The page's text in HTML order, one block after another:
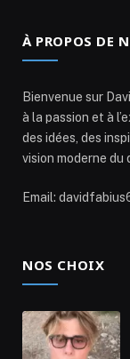
À PROPOS DE
Bienvenue sur
à la passion et à
des idées, des
vision moderne du
Email:
NOS CHOIX